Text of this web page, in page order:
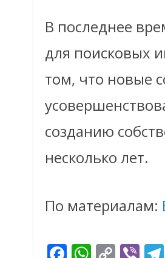
В последнее
для поисковых
том, что новые
созданию
несколько лет.
По материалам: